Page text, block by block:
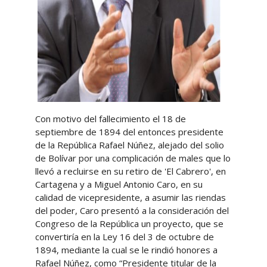
Con motivo del fallecimiento el 18 de
septiembre de 1894 del entonces presidente
de la República Rafael Núñez, alejado del solio
de Bolívar por una complicación de males que lo
llevó a recluirse en su retiro de 'El Cabrero', en
Cartagena y a Miguel Antonio Caro, en su
calidad de vicepresidente, a asumir las riendas
del poder, Caro presentó a la consideración del
Congreso de la República un proyecto, que se
convertiría en la Ley 16 del 3 de octubre de
1894, mediante la cual se le rindió honores a
Rafael Núñez, como “Presidente titular de la